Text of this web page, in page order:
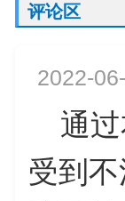
评论区
2022-
通过
受到